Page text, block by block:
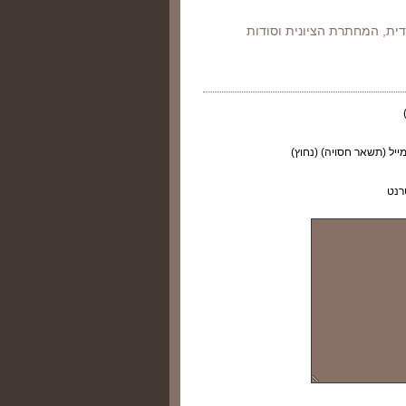
המחתרת הציונית וסודות
(תשאר חסויה) (נחוץ)